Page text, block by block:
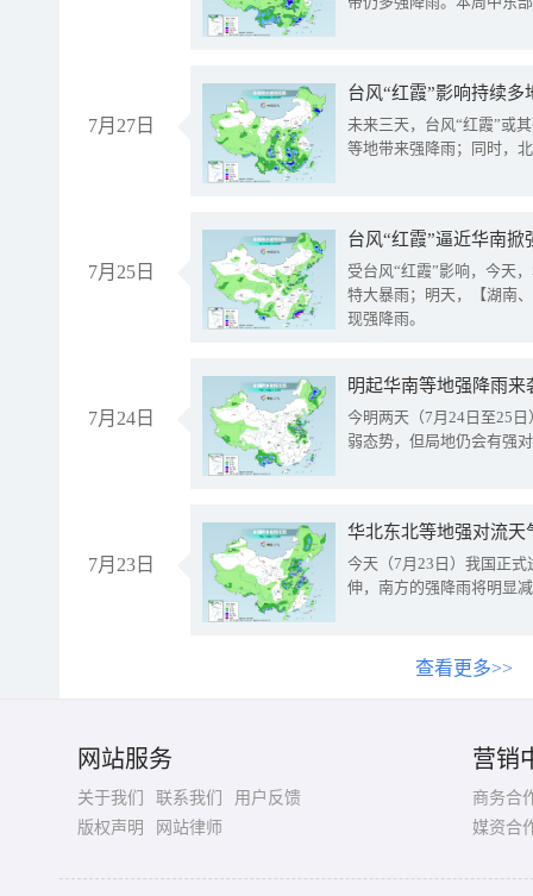
7月27日
台风“红霞”影响持续
未来三天，台风“红霞”或
等地带来强降雨；同时，
7月25日
台风“红霞”逼近华南
受台风“红霞”影响，今天
特大暴雨；明天，【湖南
现强降雨。
7月24日
明起华南等地强降雨
今明两天（7月24日至25
弱态势，但局地仍会有强
7月23日
华北东北等地强对流天
今天（7月23日）我国正
伸，南方的强降雨将明显
查看更多>>
网站服务
关于我们 联系我们
用户反馈
版权声明
网站律师
营销
商务合
媒资合